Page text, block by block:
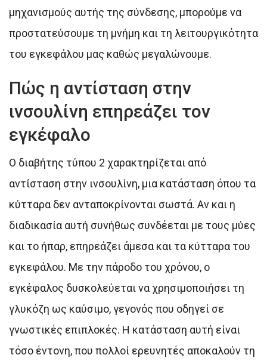
μηχανισμούς αυτής της σύνδεσης, μπορούμε να
προστατεύσουμε τη μνήμη και τη λειτουργικότητα
του εγκεφάλου μας καθώς μεγαλώνουμε.
Πώς η αντίσταση στην
ινσουλίνη επηρεάζει τον
εγκέφαλο
Ο διαβήτης τύπου 2 χαρακτηρίζεται από
αντίσταση στην ινσουλίνη, μια κατάσταση όπου τα
κύτταρα δεν ανταποκρίνονται σωστά. Αν και η
διαδικασία αυτή συνήθως συνδέεται με τους μύες
και το ήπαρ, επηρεάζει άμεσα και τα κύτταρα του
εγκεφάλου. Με την πάροδο του χρόνου, ο
εγκέφαλος δυσκολεύεται να χρησιμοποιήσει τη
γλυκόζη ως καύσιμο, γεγονός που οδηγεί σε
γνωστικές επιπλοκές. Η κατάσταση αυτή είναι
τόσο έντονη, που πολλοί ερευνητές αποκαλούν τη